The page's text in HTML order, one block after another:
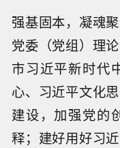
强基固本，凝魂
党委（党组）理
市习近平新时代
心、习近平文化
建设，加强党的
释；建好用好习